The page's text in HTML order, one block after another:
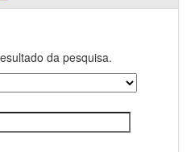
da pesquisa.